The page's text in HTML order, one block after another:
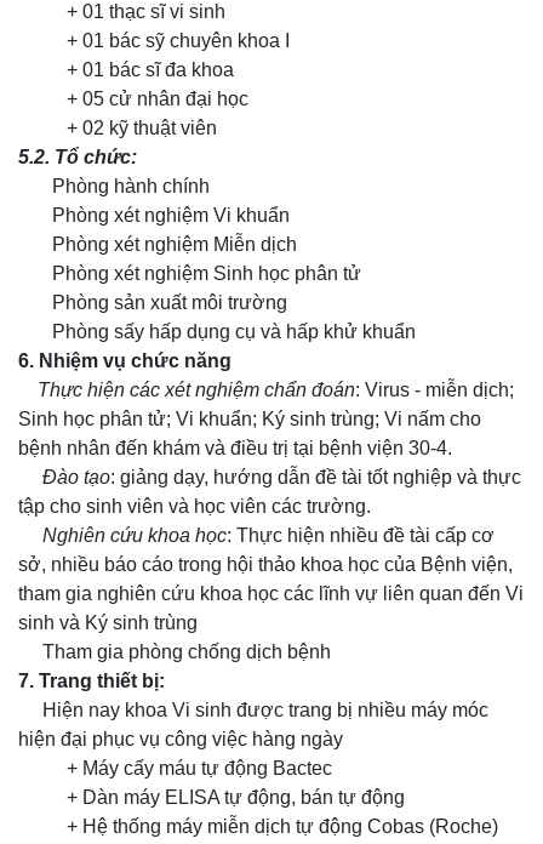
+ 01 thạc sĩ vi sinh
+ 01 bác sỹ chuyên khoa I
+ 01 bác sĩ đa khoa
+ 05 cử nhân đại học
+ 02 kỹ thuật viên
5.2. Tổ chức:
Phòng hành chính
Phòng xét nghiệm Vi khuẩn
Phòng xét nghiệm Miễn dịch
Phòng xét nghiệm Sinh học phân tử
Phòng sản xuất môi trường
Phòng sấy hấp dụng cụ và hấp khử khuẩn
6. Nhiệm vụ chức năng
Thực hiện các xét nghiệm chẩn đoán: Virus - miễn dịch;
Sinh học phân tử; Vi khuẩn; Ký sinh trùng; Vi nấm cho
bệnh nhân đến khám và điều trị tại bệnh viện 30-4.
Đào tạo: giảng dạy, hướng dẫn đề tài tốt nghiệp và thực
tập cho sinh viên và học viên các trường.
Nghiên cứu khoa học: Thực hiện nhiều đề tài cấp cơ
sở, nhiều báo cáo trong hội thảo khoa học của Bệnh viện,
tham gia nghiên cứu khoa học các lĩnh vự liên quan đến Vi
sinh và Ký sinh trùng
Tham gia phòng chống dịch bệnh
7. Trang thiết bị:
Hiện nay khoa Vi sinh được trang bị nhiều máy móc
hiện đại phục vụ công việc hàng ngày
+ Máy cấy máu tự động Bactec
+ Dàn máy ELISA tự động, bán tự động
+ Hệ thống máy miễn dịch tự động Cobas (Roche)